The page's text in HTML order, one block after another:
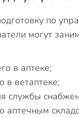
по
могут
в аптеке;
в ветаптеке;
службы
аптечным